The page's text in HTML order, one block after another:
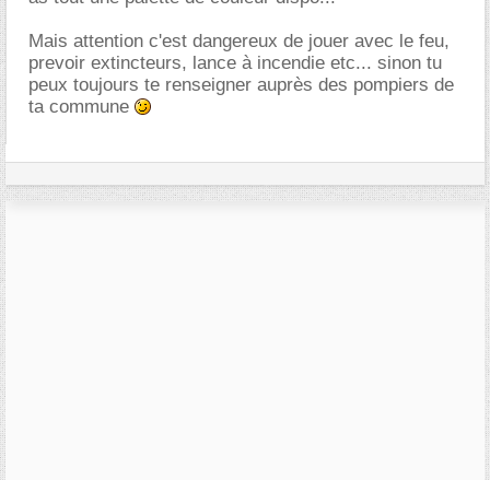
Mais attention c'est dangereux de jouer avec le feu,
prevoir extincteurs, lance à incendie etc... sinon tu
peux toujours te renseigner auprès des pompiers de
ta commune